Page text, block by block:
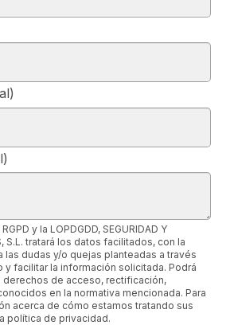
y la LOPDGDD, SEGURIDAD Y
S.L. tratará los datos facilitados, con la
las dudas y/o quejas planteadas a través
facilitar la información solicitada. Podrá
derechos de acceso, rectificación,
en la normativa mencionada. Para
acerca de cómo estamos tratando sus
política de privacidad.